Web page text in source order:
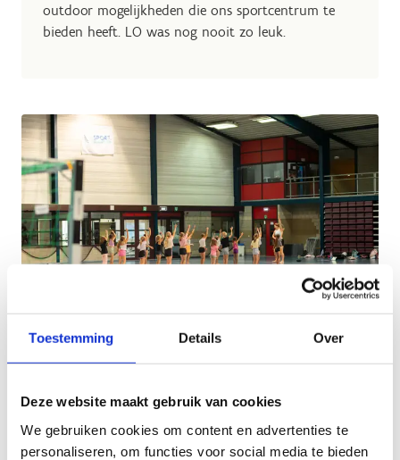
Toestemming Details Over
Deze website maakt gebruik van cookies
We gebruiken cookies om content en advertenties te
personaliseren, om functies voor social media te bieden
outdoor mogelijkheden die ons sportcentrum te
bieden heeft. LO was nog nooit zo leuk.
Reserveren is eenvoudig - klik op de knop
hieronder en vermeld in je e-mail: